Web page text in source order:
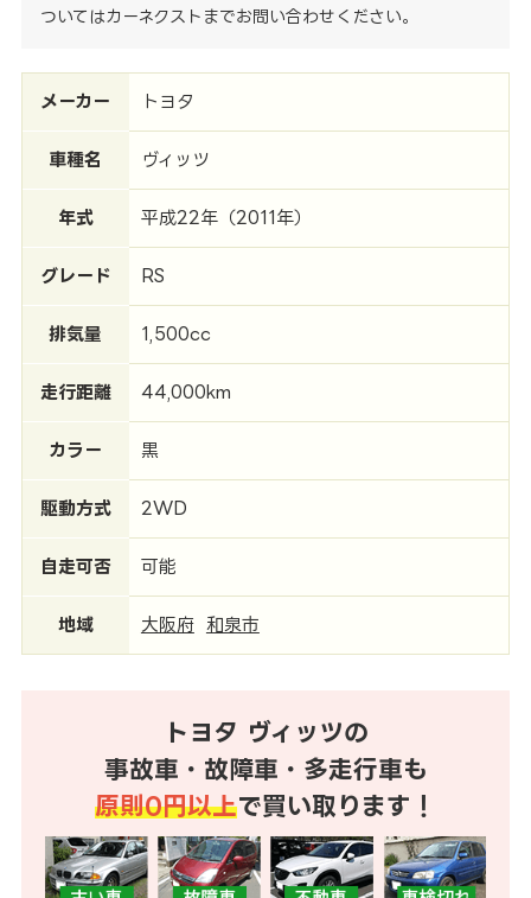
ついてはカーネクストまでお問い合わせください。
メーカー トヨタ
車種名 ヴィッツ
年式 平成22年（2011年）
グレード RS
排気量 1,500cc
走行距離 44,000km
カラー 黒
駆動方式 2WD
自走可否 可能
地域 大阪府 和泉市
トヨタ ヴィッツの
事故車・故障車・多走行車も
原則0円以上で買い取ります！